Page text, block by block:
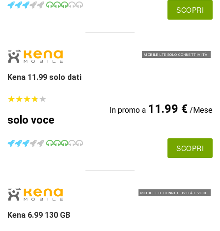
SCOPRI
MOBILE LTE SOLO CONNETTIVITÀ
Kena 11.99 solo dati
★★★★★
★★★★★
solo voce
In promo a 11.99 €/Mese
SCOPRI
MOBILE LTE CONNETTIVITÀ E VOCE
Kena 6.99 130 GB